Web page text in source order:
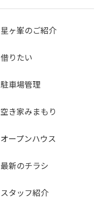
星ヶ峯のご紹介
借りたい
駐車場管理
空き家みまもり
オープンハウス
最新のチラシ
スタッフ紹介